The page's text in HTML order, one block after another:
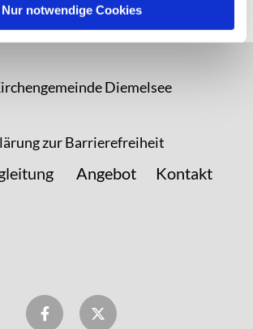
Nur notwendige Cookies
Diemelsee
zur Barrierefreiheit
Angebot Kontakt